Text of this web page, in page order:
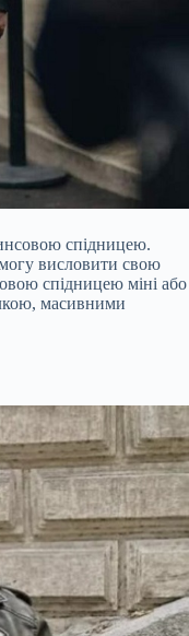
спідницею.
висловити свою
спідницею міні або
масивними